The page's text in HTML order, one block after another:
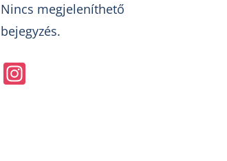
Nincs megjeleníthető
bejegyzés.